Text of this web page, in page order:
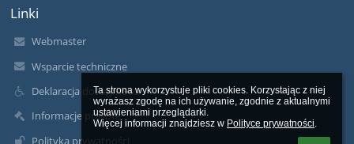
Ta strona wykorzystuje pliki cookies. Korzystając z niej
wyrażasz zgodę na ich używanie, zgodnie z aktualnymi
ustawieniami przeglądarki.
Więcej informacji znajdziesz w Polityce prywatności.
Linki
Webmaster
Wsparcie techniczne
Deklaracja dostępności
Informacje prawne
Polityka prywatności